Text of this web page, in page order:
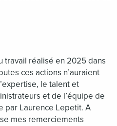
travail réalisé en 2025 dans
ces actions n’auraient
le talent et
et de l’équipe de
par Laurence Lepetit. A
mes remerciements